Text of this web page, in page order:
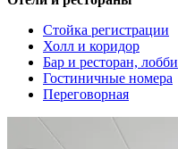
Стойка регистрации
Холл и коридор
Бар и ресторан, лобби
Гостиничные номера
Переговорная